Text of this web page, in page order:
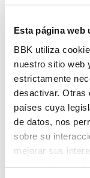
Esta página web
BBK utiliza
nuestro sitio web
estrictamente
desactivar. Otras
países cuya
de datos, nos
sobre su
mejorar sus
definición
diseño de
retos de
The